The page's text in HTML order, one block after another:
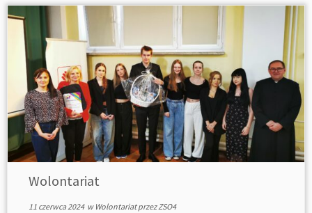
Wolontariat
11 czerwca 2024w WolontariatprzezZSO4